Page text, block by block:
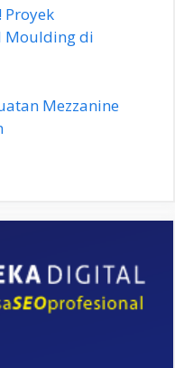
Proyek
Moulding di
Mezzanine